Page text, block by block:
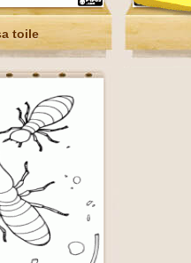
toile